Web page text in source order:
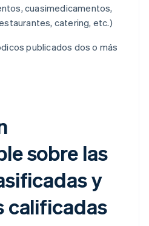
cuasimedicamentos,
catering, etc.)
publicados dos o más
sobre las
y
calificadas